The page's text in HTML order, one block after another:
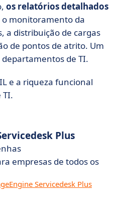
os relatórios detalhados
monitoramento da
a distribuição de cargas
de pontos de atrito. Um
de TI.
e a riqueza funcional
TI.
Plus
empresas de todos os
Servicedesk Plus